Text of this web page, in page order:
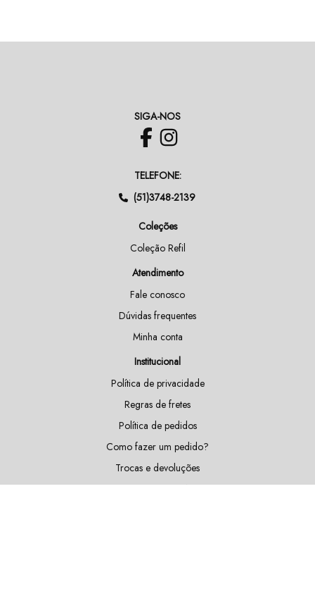
SIGA-NOS
TELEFONE:
(51)3748-2139
Coleções
Coleção Refil
Atendimento
Fale conosco
Dúvidas frequentes
Minha conta
Institucional
Política de privacidade
Regras de fretes
Política de pedidos
Como fazer um pedido?
Trocas e devoluções
Doações e patrocínios